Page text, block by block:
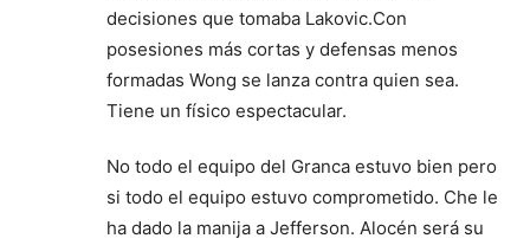
decisiones que tomaba Lakovic.Con
posesiones más cortas y defensas menos
formadas Wong se lanza contra quien sea.
Tiene un físico espectacular.
No todo el equipo del Granca estuvo bien pero
si todo el equipo estuvo comprometido. Che le
ha dado la manija a Jefferson. Alocén será su